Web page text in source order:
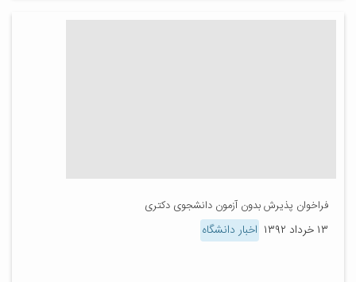
فراخوان پذیرش بدون آزمون دانشجوی دکتری
۱۳ خرداد ۱۳۹۲ اخبار دانشگاه